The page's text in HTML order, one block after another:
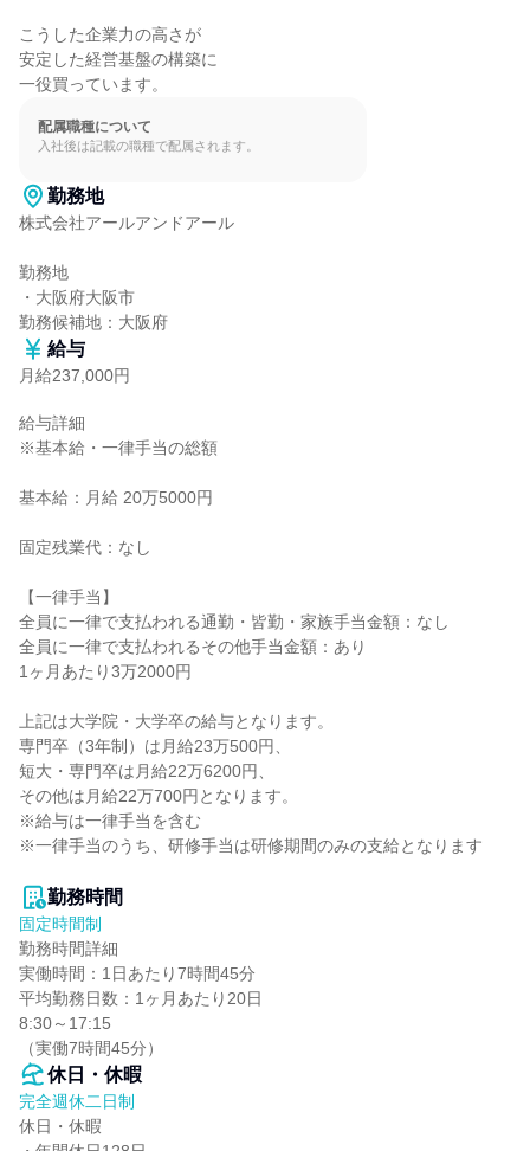
こうした企業力の高さが
安定した経営基盤の構築に
一役買っています。
配属職種について
入社後は記載の職種で配属されます。
勤務地
株式会社アールアンドアール
勤務地
・大阪府大阪市
勤務候補地：大阪府
給与
月給237,000円
給与詳細
※基本給・一律手当の総額
基本給：月給 20万5000円
固定残業代：なし
【一律手当】
全員に一律で支払われる通勤・皆勤・家族手当金額：なし
全員に一律で支払われるその他手当金額：あり
1ヶ月あたり3万2000円
上記は大学院・大学卒の給与となります。
専門卒（3年制）は月給23万500円、
短大・専門卒は月給22万6200円、
その他は月給22万700円となります。
※給与は一律手当を含む
※一律手当のうち、研修手当は研修期間のみの支給となります
勤務時間
固定時間制
勤務時間詳細
実働時間：1日あたり7時間45分
平均勤務日数：1ヶ月あたり20日
8:30～17:15
（実働7時間45分）
休日・休暇
完全週休二日制
休日・休暇